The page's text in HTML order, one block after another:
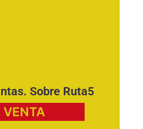
Sobre Ruta5
VENTA